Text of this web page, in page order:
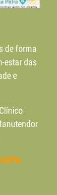
de forma
estar das
e